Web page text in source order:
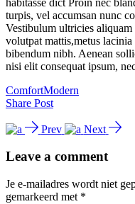
turpis, vel accumsan nunc
Vestibulum ultricies
volutpat mattis,metus
bibendum nibh. Aenean
nisi elit consequat ipsum,
ComfortModern
Share Post
Prev Next
Leave a comment
Je e-mailadres wordt niet
gemarkeerd met *